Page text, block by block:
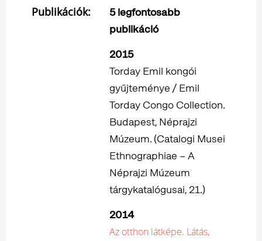
Publikációk:
5 legfontosabb
publikáció
2015
Torday Emil kongói
gyűjteménye / Emil
Torday Congo Collection.
Budapest, Néprajzi
Múzeum. (Catalogi Musei
Ethnographiae – A
Néprajzi Múzeum
tárgykatalógusai, 21.)
2014
Az otthon látképe. Látás,